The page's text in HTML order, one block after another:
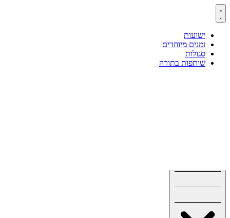
דלג
לתוכן
ישועות
זמנים מיוחדים
סגולות
שותפות בתורה